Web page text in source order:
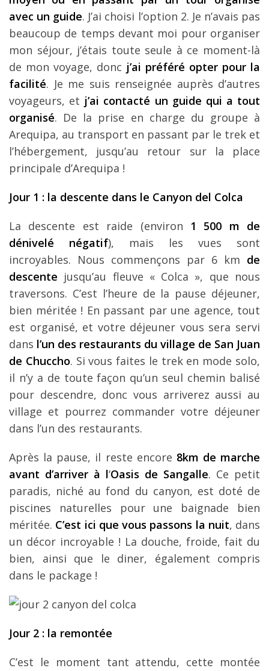
avec un guide. J’ai choisi l’option 2. Je n’avais pas
beaucoup de temps devant moi pour organiser
mon séjour, j’étais toute seule à ce moment-là
de mon voyage, donc j’ai préféré opter pour la
facilité. Je me suis renseignée auprès d’autres
voyageurs, et j’ai contacté un guide qui a tout
organisé. De la prise en charge du groupe à
Arequipa, au transport en passant par le trek et
l’hébergement, jusqu’au retour sur la place
principale d’Arequipa !
Jour 1 : la descente dans le Canyon del Colca
La descente est raide (environ 1 500 m de
dénivelé négatif), mais les vues sont
incroyables. Nous commençons par 6 km de
descente jusqu’au fleuve « Colca », que nous
traversons. C’est l’heure de la pause déjeuner,
bien méritée ! En passant par une agence, tout
est organisé, et votre déjeuner vous sera servi
dans l’un des restaurants du village de San Juan
de Chuccho. Si vous faites le trek en mode solo,
il n’y a de toute façon qu’un seul chemin balisé
pour descendre, donc vous arriverez aussi au
village et pourrez commander votre déjeuner
dans l’un des restaurants.
Après la pause, il reste encore 8km de marche
avant d’arriver à l‘Oasis de Sangalle. Ce petit
paradis, niché au fond du canyon, est doté de
piscines naturelles pour une baignade bien
méritée. C’est ici que vous passons la nuit, dans
un décor incroyable ! La douche, froide, fait du
bien, ainsi que le diner, également compris
dans le package !
Jour 2 : la remontée
C’est le moment tant attendu, cette montée